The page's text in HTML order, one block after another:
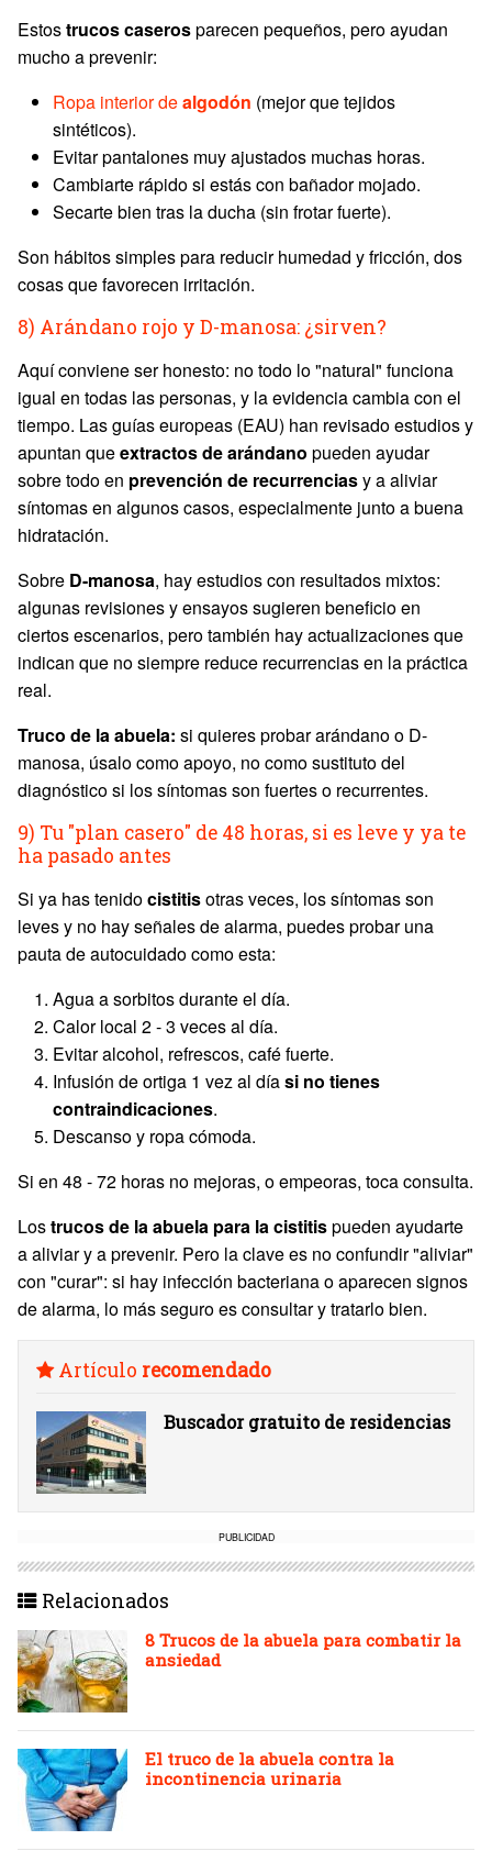
Estostrucos caserosparecen pequeños, pero ayudan
mucho a prevenir:
Ropa interior dealgodón (mejor que tejidos
sintéticos).
Evitar pantalones muy ajustados muchas horas.
Cambiarte rápido si estás con bañador mojado.
Secarte bien tras la ducha (sin frotar fuerte).
Son hábitos simples para reducir humedad y fricción, dos
cosas que favorecen irritación.
8) Arándano rojo y D-manosa: ¿sirven?
Aquí conviene ser honesto: no todo lo "natural" funciona
igual en todas las personas, y la evidencia cambia con el
tiempo. Las guías europeas (EAU) han revisado estudios y
apuntan queextractos de arándano pueden ayudar
sobre todo en prevención de recurrenciasy a aliviar
síntomas en algunos casos, especialmente junto a buena
hidratación.
Sobre D-manosa, hay estudios con resultados mixtos:
algunas revisiones y ensayos sugieren beneficio en
ciertos escenarios, pero también hay actualizaciones que
indican que no siempre reduce recurrencias en la práctica
real.
Truco de la abuela: si quieres probar arándano o D-
manosa, úsalo como apoyo, no como sustituto del
diagnóstico si los síntomas son fuertes o recurrentes.
9) Tu "plan casero" de 48 horas, si es leve y ya te
ha pasado antes
Si ya has tenidocistitisotras veces, los síntomas son
leves y no hay señales de alarma, puedes probar una
pauta de autocuidado como esta:
Agua a sorbitos durante el día.
Calor local 2 - 3 veces al día.
Evitar alcohol, refrescos, café fuerte.
Infusión de ortiga 1 vez al díasi no tienes
contraindicaciones.
Descanso y ropa cómoda.
Si en 48 - 72 horas no mejoras, o empeoras, toca consulta.
Lostrucos de la abuela para la cistitispueden ayudarte
a aliviar y a prevenir. Pero la clave es no confundir "aliviar"
con "curar": si hay infección bacteriana o aparecen signos
de alarma, lo más seguro es consultar y tratarlo bien.
Artículo recomendado
Buscador gratuito de residencias
PUBLICIDAD
Relacionados
8 Trucos de la abuela para combatir la
ansiedad
El truco de la abuela contra la
incontinencia urinaria